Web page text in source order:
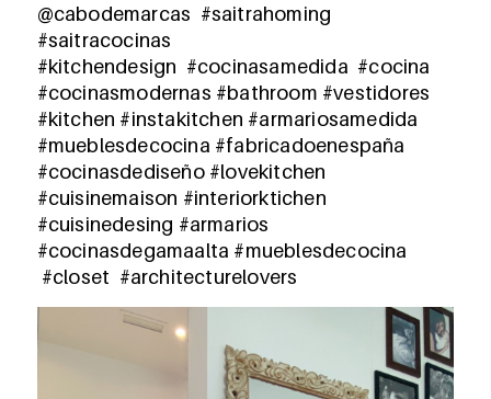
@cabodemarcas #saitrahoming
#saitracocinas
#kitchendesign #cocinasamedida #cocina
#cocinasmodernas #bathroom #vestidores
#kitchen #instakitchen #armariosamedida
#mueblesdecocina #fabricadoenespaña
#cocinasdediseño #lovekitchen
#cuisinemaison #interiorktichen
#cuisinedesing #armarios
#cocinasdegamaalta #mueblesdecocina
#closet #architecturelovers